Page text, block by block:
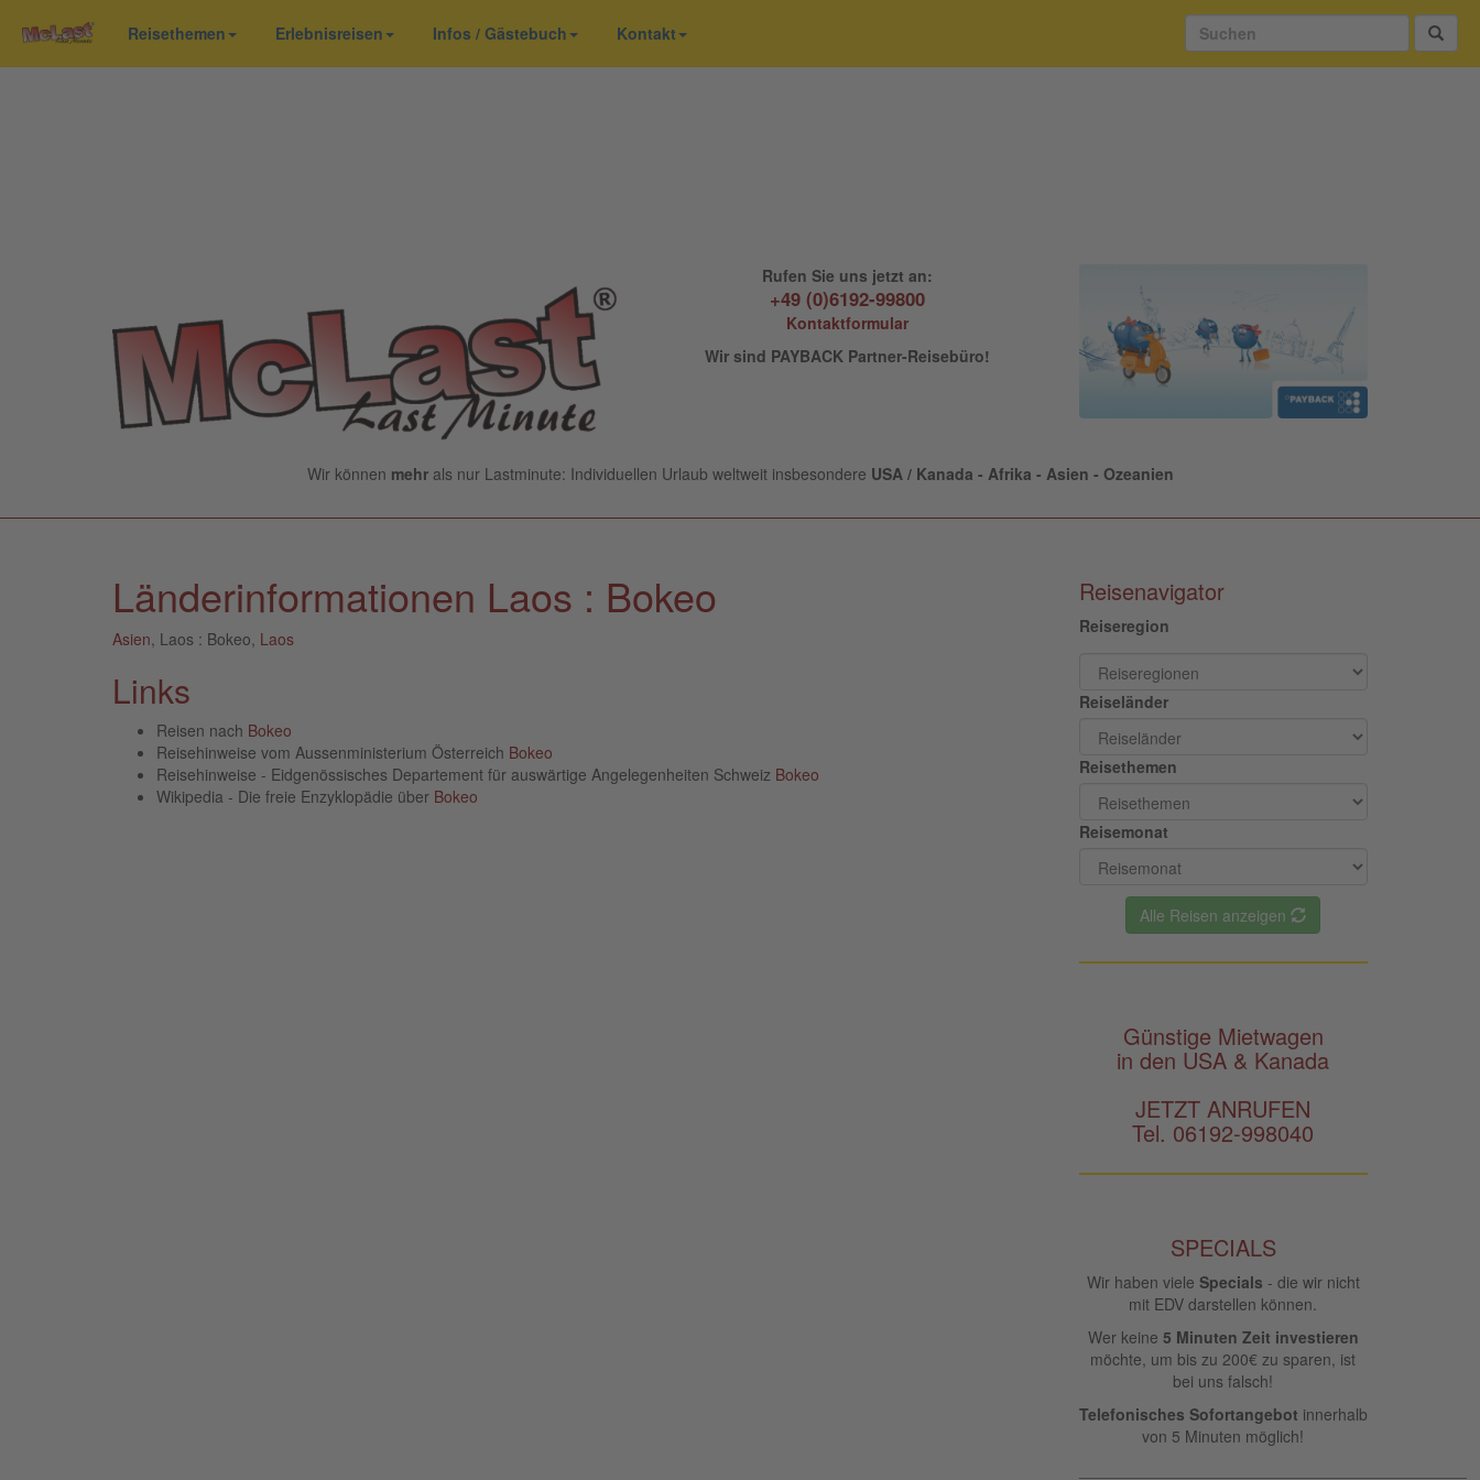
Rufen Sie uns jetzt an:
+49 (0)6192-99800
Kontaktformular
Wir sind PAYBACK Partner-Reisebüro!
Wir können mehrals nur Lastminute: Individuellen Urlaub weltweit insbesondere USA / Kanada - Afrika - Asien - Ozeanien
Reisethemen Erlebnisreisen Infos / Gästebuch Kontakt
Länderinformationen Laos : Bokeo
Asien , Laos : Bokeo, Laos
Links
Reisen nach Bokeo
Reisehinweise vom Aussenministerium Österreich Bokeo
Reisehinweise - Eidgenössisches Departement für auswärtige Angelegenheiten Schweiz Bokeo
Wikipedia - Die freie Enzyklopädie über Bokeo
Reisenavigator
Reiseregion
Reiseländer
Reisethemen
Reisemonat
Alle Reisen anzeigen
Günstige Mietwagen
in den USA & Kanada
JETZT ANRUFEN
Tel. 06192-998040
SPECIALS
Wir haben viele Specials - die wir nicht
mit EDV darstellen können.
Wer keine 5 Minuten Zeit investieren
möchte, um bis zu 200€ zu sparen, ist
bei uns falsch!
Telefonisches Sofortangebot innerhalb
von 5 Minuten möglich!